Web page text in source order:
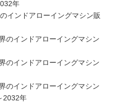
年
インドアローイングマシン販
のインドアローイングマシン
のインドアローイングマシン
のインドアローイングマシン
2032年